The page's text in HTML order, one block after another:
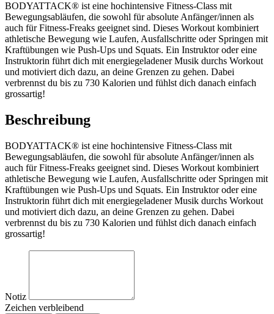
BODYATTACK® ist eine hochintensive Fitness-Class mit
Bewegungsabläufen, die sowohl für absolute Anfänger/innen als
auch für Fitness-Freaks geeignet sind. Dieses Workout kombiniert
athletische Bewegung wie Laufen, Ausfallschritte oder Springen mit
Kraftübungen wie Push-Ups und Squats. Ein Instruktor oder eine
Instruktorin führt dich mit energiegeladener Musik durchs Workout
und motiviert dich dazu, an deine Grenzen zu gehen. Dabei
verbrennst du bis zu 730 Kalorien und fühlst dich danach einfach
grossartig!
Beschreibung
BODYATTACK® ist eine hochintensive Fitness-Class mit
Bewegungsabläufen, die sowohl für absolute Anfänger/innen als
auch für Fitness-Freaks geeignet sind. Dieses Workout kombiniert
athletische Bewegung wie Laufen, Ausfallschritte oder Springen mit
Kraftübungen wie Push-Ups und Squats. Ein Instruktor oder eine
Instruktorin führt dich mit energiegeladener Musik durchs Workout
und motiviert dich dazu, an deine Grenzen zu gehen. Dabei
verbrennst du bis zu 730 Kalorien und fühlst dich danach einfach
grossartig!
Notiz
Zeichen verbleibend